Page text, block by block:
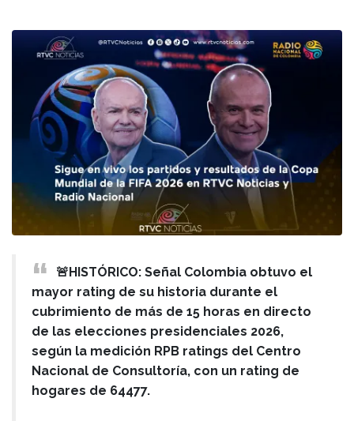
🚨HISTÓRICO: Señal Colombia obtuvo el
mayor rating de su historia durante el
cubrimiento de más de 15 horas en directo
de las elecciones presidenciales 2026,
según la medición RPB ratings del Centro
Nacional de Consultoría, con un rating de
hogares de 64477.